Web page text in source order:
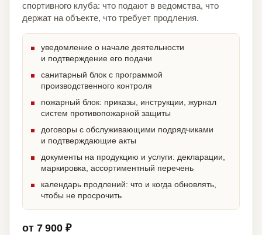
спортивного клуба: что подают в ведомства, что
держат на объекте, что требует продления.
уведомление о начале деятельности
и подтверждение его подачи
санитарный блок с программой
производственного контроля
пожарный блок: приказы, инструкции, журнал
систем противопожарной защиты
договоры с обслуживающими подрядчиками
и подтверждающие акты
документы на продукцию и услуги: декларации,
маркировка, ассортиментный перечень
календарь продлений: что и когда обновлять,
чтобы не просрочить
от 7 900 ₽